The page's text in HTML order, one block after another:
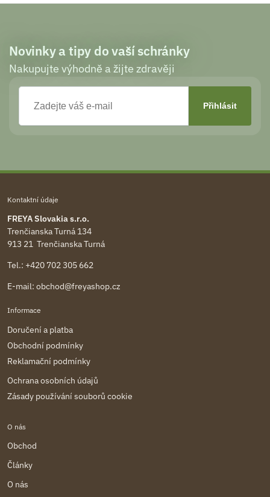
Novinky a tipy do vaší schránky
Nakupujte výhodně a žijte zdravěji
Kontaktní údaje
FREYA Slovakia s.r.o.
Trenčianska Turná 134
913 21 Trenčianska Turná
Tel.: +420 702 305 662
E-mail: obchod@freyashop.cz
Informace
Doručení a platba
Obchodní podmínky
Reklamační podmínky
Ochrana osobních údajů
Zásady používání souborů cookie
O nás
Obchod
Články
O nás